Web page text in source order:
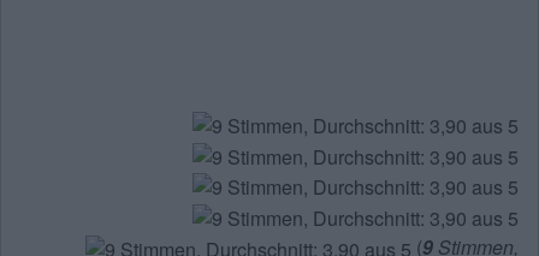
(9 Stimmen,